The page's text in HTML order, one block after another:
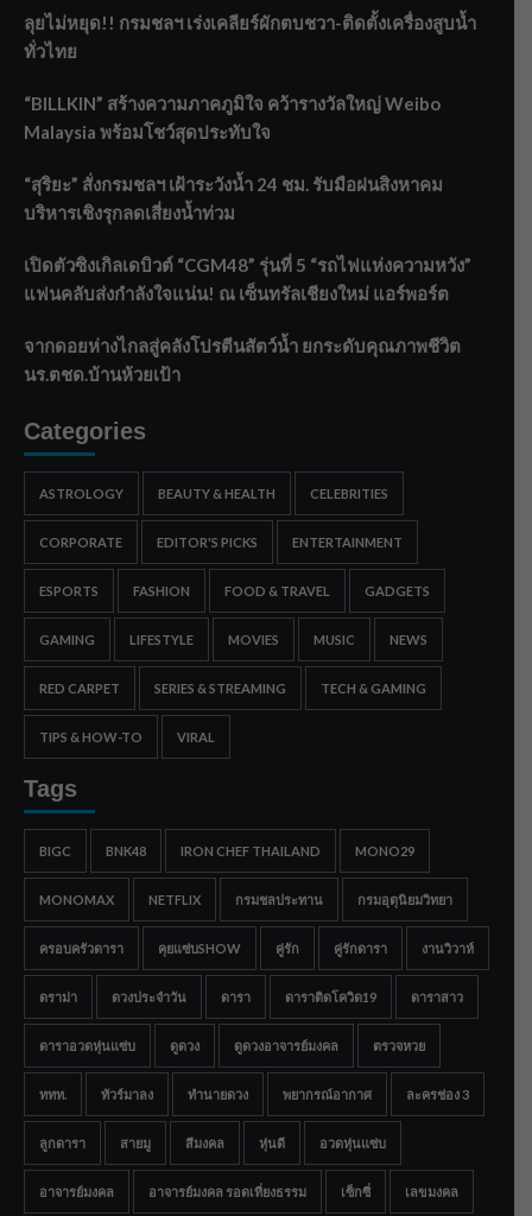
ลุยไม่หยุด!! กรมชลฯ เร่งเคลียร์ผักตบชวา-ติดตั้งเครื่องสูบน้ำ
ทั่วไทย
“BILLKIN” สร้างความภาคภูมิใจ คว้ารางวัลใหญ่ Weibo
Malaysia พร้อมโชว์สุดประทับใจ
“สุริยะ” สั่งกรมชลฯ เฝ้าระวังน้ำ 24 ชม. รับมือฝนสิงหาคม
บริหารเชิงรุกลดเสี่ยงน้ำท่วม
เปิดตัวซิงเกิลเดบิวต์ “CGM48” รุ่นที่ 5 “รถไฟแห่งความหวัง”
แฟนคลับส่งกำลังใจแน่น! ณ เซ็นทรัลเชียงใหม่ แอร์พอร์ต
จากดอยห่างไกลสู่คลังโปรตีนสัตว์น้ำ ยกระดับคุณภาพชีวิต
นร.ตชด.บ้านห้วยเป้า
Categories
ASTROLOGY BEAUTY & HEALTH CELEBRITIES
CORPORATE EDITOR'S PICKS ENTERTAINMENT
ESPORTS FASHION FOOD & TRAVEL GADGETS
GAMING LIFESTYLE MOVIES MUSIC NEWS
RED CARPET SERIES & STREAMING TECH & GAMING
TIPS & HOW-TO VIRAL
Tags
BIGC BNK48 IRON CHEF THAILAND MONO29
MONOMAX NETFLIX กรมชลประทาน กรมอุตุนิยมวิทยา
ครอบครัวดารา คุยแซ่บSHOW คู่รัก คู่รักดารา งานวิวาห์
ดราม่า ดวงประจำวัน ดารา ดาราติดโควิด19 ดาราสาว
ดาราอวดหุ่นแซ่บ ดูดวง ดูดวงอาจารย์มงคล ตรวจหวย
ททท. ทัวร์มาลง ทำนายดวง พยากรณ์อากาศ ละครช่อง 3
ลูกดารา สายมู สีมงคล หุ่นดี อวดหุ่นแซ่บ
อาจารย์มงคล อาจารย์มงคล รอดเที่ยงธรรม เซ็กซี่ เลขมงคล